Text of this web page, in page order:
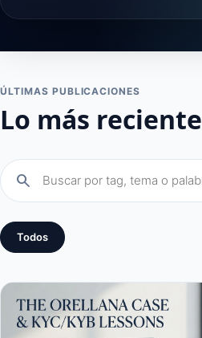
ÚLTIMAS PUBLICACIONES
Lo más reciente
search
Todos